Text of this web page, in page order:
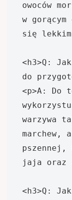
owoców
w
się
<h3>Q:
do
<p>A: Do
warzywa
marchew,
pszennej,
jaja oraz
<h3>Q: